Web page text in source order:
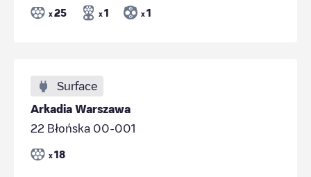
x 25 x 1 x 1
Surface
Arkadia Warszawa
22 Błońska 00-001
x 18